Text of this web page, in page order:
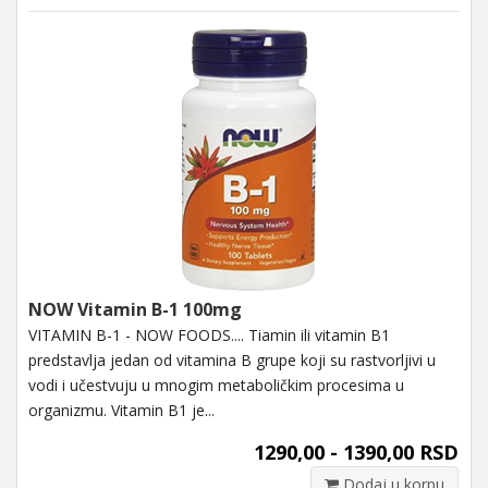
NOW Vitamin B-1 100mg
VITAMIN B-1 - NOW FOODS.... Tiamin ili vitamin B1
predstavlja jedan od vitamina B grupe koji su rastvorljivi u
vodi i učestvuju u mnogim metaboličkim procesima u
organizmu. Vitamin B1 je...
1290,00 - 1390,00 RSD
Dodaj u korpu